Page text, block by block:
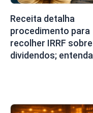
Receita detalha
procedimento para
recolher IRRF sobre
dividendos; entenda